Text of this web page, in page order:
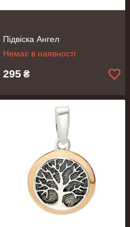
Підвіска Ангел
Немає в наявності
295 ₴